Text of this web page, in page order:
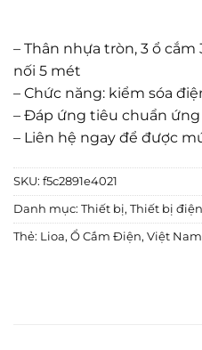
– Thân nhựa tròn, 3 ổ
nối 5 mét
– Chức năng: kiểm sóa
– Đáp ứng tiêu chuẩn
– Liên hệ ngay để được
SKU: f5c2891e4021
Danh mục: Thiết bị, Thiết bị điện
Thẻ: Lioa, Ổ Cắm Điện, Việt Nam